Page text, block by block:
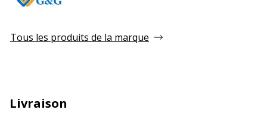
Tous les produits de la marque
Livraison